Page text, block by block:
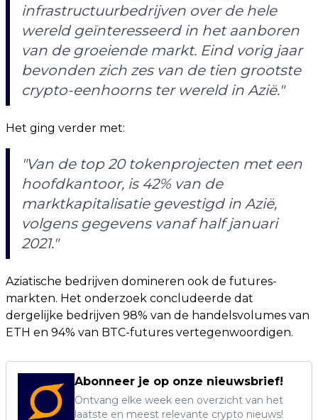
infrastructuurbedrijven over de hele
wereld geïnteresseerd in het aanboren
van de groeiende markt. Eind vorig jaar
bevonden zich zes van de tien grootste
crypto-eenhoorns ter wereld in Azië."
Het ging verder met:
"Van de top 20 tokenprojecten met een
hoofdkantoor, is 42% van de
marktkapitalisatie gevestigd in Azië,
volgens gegevens vanaf half januari
2021."
Aziatische bedrijven domineren ook de futures-
markten. Het onderzoek concludeerde dat
dergelijke bedrijven 98% van de handelsvolumes van
ETH en 94% van BTC-futures vertegenwoordigen.
Abonneer je op onze nieuwsbrief!
Ontvang elke week een overzicht van het
laatste en meest relevante crypto nieuws!